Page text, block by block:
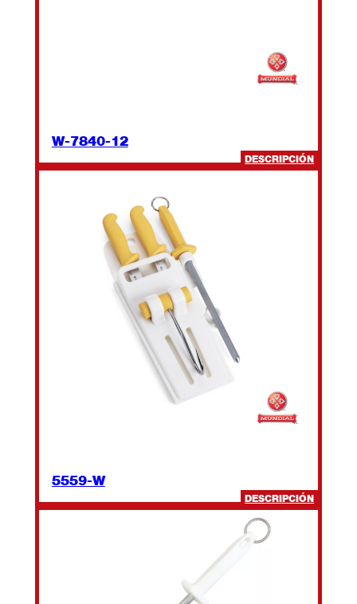
W-7840-12
DESCRIPCIÓN:
W-
5559-W
DESCRIPCIÓN:
5559-